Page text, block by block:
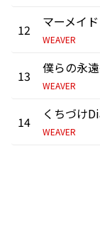
12 マーメイド
WEAVER
13
WEAVER
14 くちづけ
WEAVER